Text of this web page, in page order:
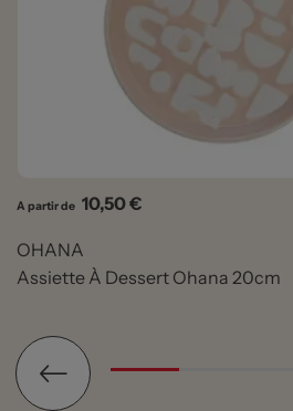
A partir de Prix
10,50 €
OHANA
Assiette À Dessert Ohana 20cm